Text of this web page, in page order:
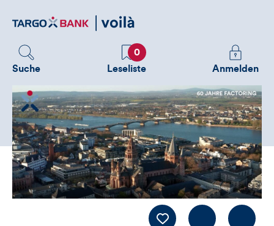
zum
Suche
Favoriten
0
Leseliste
Melden
Sie
an
um
zusätzliche
zu
sehen
Anmelden
LIKE Kommentieren